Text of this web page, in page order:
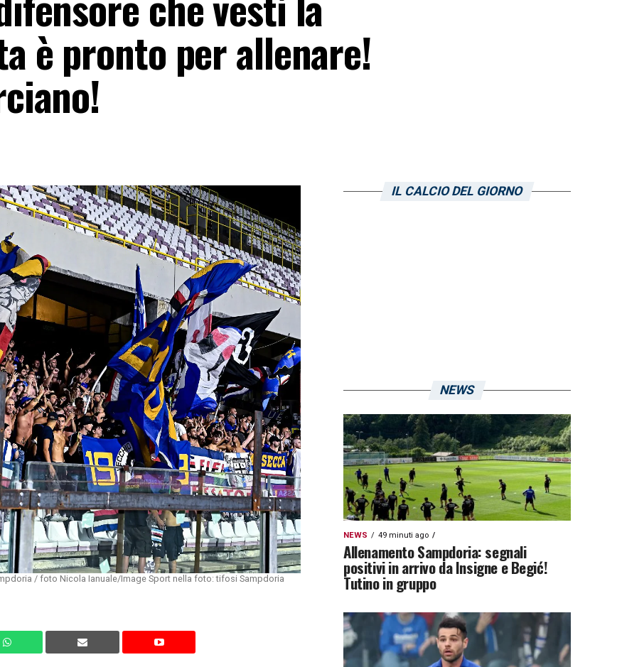
è pronto per allenare!
/ foto Nicola Ianuale/Image Sport nella foto: tifosi Sampdoria
IL CALCIO DEL GIORNO
NEWS
NEWS 49 minuti ago
Allenamento Sampdoria: segnali
positivi in arrivo da Insigne e Begić!
Tutino in gruppo